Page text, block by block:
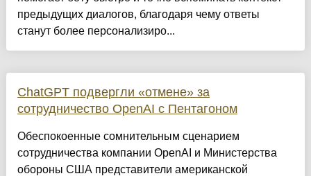
предыдущих диалогов, благодаря чему ответы
станут более персонализиро...
ChatGPT подвергли «отмене» за
сотрудничество OpenAI с Пентагоном
Обеспокоенные сомнительным сценарием
сотрудничества компании OpenAI и Министерства
обороны США представители американской